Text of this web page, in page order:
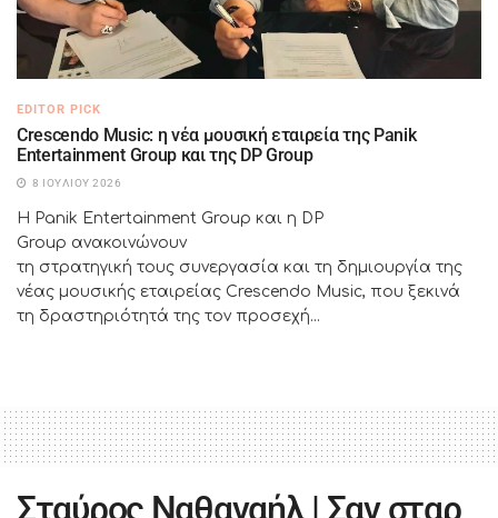
EDITOR PICK
Crescendo Music: η νέα μουσική εταιρεία της Panik
Entertainment Group και της DP Group
8 ΙΟΥΛΊΟΥ 2026
Η Panik Entertainment Group και η DP
Group ανακοινώνουν
τη στρατηγική τους συνεργασία και τη δημιουργία της
νέας μουσικής εταιρείας Crescendo Music, που ξεκινά
τη δραστηριότητά της τον προσεχή...
Σταύρος Ναθαναήλ | Σαν σταρ